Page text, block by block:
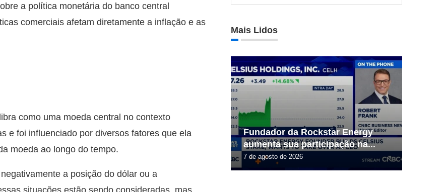
a política monetária do banco central
comerciais afetam diretamente a inflação e as
como uma moeda central no contexto
e foi influenciado por diversos fatores que ela
moeda ao longo do tempo.
a posição do dólar ou a
situações estão sendo consideradas, mas
Mais Lidos
Fundador da Rockstar Energy
aumenta sua participação na...
7 de agosto de 2026